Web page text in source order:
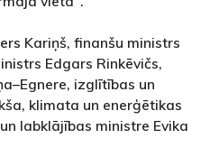
Kariņš, finanšu ministrs
Edgars Rinkēvičs,
izglītības un
klimata un enerģētikas
labklājības ministre Evika